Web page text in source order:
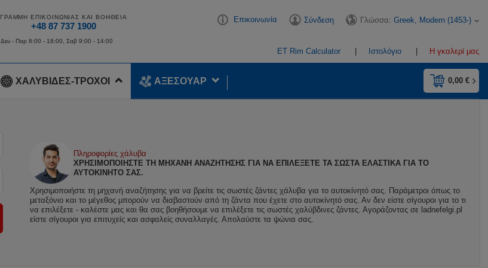
ΓΡΑΜΜΉ ΕΠΙΚΟΙΝΩΝΊΑΣ ΚΑΙ ΒΟΉΘΕΙΑ
+48 87 737 1900
Δευ - Παρ 8:00 - 18:00, Σαβ 9:00 - 14:00
Επικοινωνία Σύνδεση Γλώσσα: Greek, Modern (1453-)
ET Rim Calculator Ιστολόγιο Η γκαλερί μας
0,00 €
ΧΑΛΥΒΙΔΕΣ-ΤΡΟΧΟΙ ΑΞΕΣΟΥΑΡ
Πληροφορίες χάλυβα
ΧΡΗΣΙΜΟΠΟΙΉΣΤΕ ΤΗ ΜΗΧΑΝΉ ΑΝΑΖΉΤΗΣΗΣ ΓΙΑ ΝΑ ΕΠΙΛΈΞΕΤΕ ΤΑ ΣΩΣΤΆ ΕΛΑΣΤΙΚΆ ΓΙΑ ΤΟ
ΑΥΤΟΚΊΝΗΤΌ ΣΑΣ.
Χρησιμοποιήστε τη μηχανή αναζήτησης για να βρείτε τις σωστές ζάντες χάλυβα για το αυτοκίνητό σας. Παράμετροι όπως το
μεταξόνιο και το μέγεθος μπορούν να διαβαστούν από τη ζάντα που έχετε στο αυτοκίνητό σας. Αν δεν είστε σίγουροι για το τι
να επιλέξετε - καλέστε μας και θα σας βοηθήσουμε να επιλέξετε τις σωστές χαλύβδινες ζάντες. Αγοράζοντας σε ladnefelgi.pl
είστε σίγουροι για επιτυχείς και ασφαλείς συναλλαγές. Απολαύστε τα ψώνια σας.